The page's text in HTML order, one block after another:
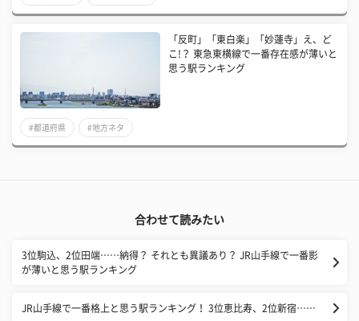
「反町」「東白楽」「妙蓮寺」え、ど
こ!？ 東急東横線で一番存在感が薄いと
思う駅ランキング
#都道府県 #地方ネタ
合わせて読みたい
3位駒込、2位田端……納得？ それとも異議あり？ JR山手線で一番影
が薄いと思う駅ランキング
JR山手線で一番格上と思う駅ランキング！ 3位恵比寿、2位新宿……